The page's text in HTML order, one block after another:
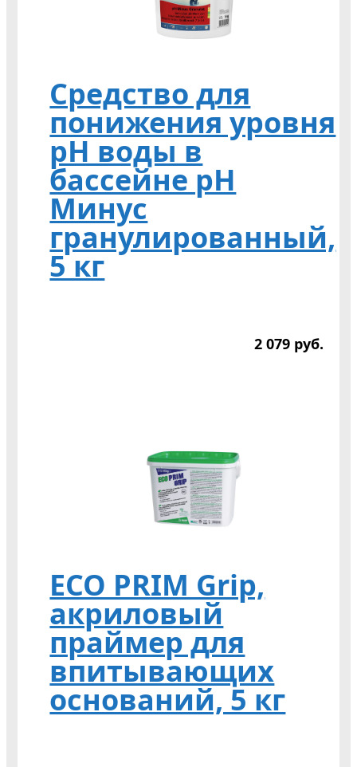
Cредство для
понижения уровня
pH воды в
бассейне pH
Mинус
гранулированный,
5 кг
2 079 руб.
ECO PRIM Grip,
акриловый
праймер для
впитывающих
оснований, 5 кг